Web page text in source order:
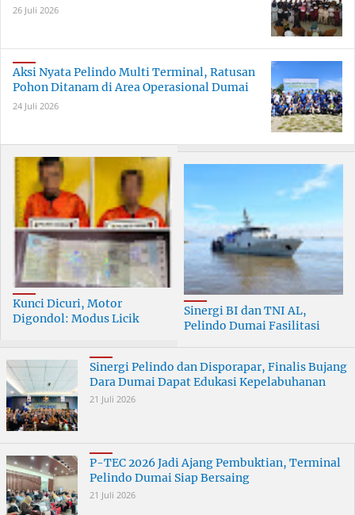
26 Juli 2026
Aksi Nyata Pelindo Multi Terminal, Ratusan
Pohon Ditanam di Area Operasional Dumai
24 Juli 2026
Kunci Dicuri, Motor
Digondol: Modus Licik
Terungkap
Sinergi BI dan TNI AL,
Pelindo Dumai Fasilitasi
Sinergi Pelindo dan Disporapar, Finalis Bujang
Dara Dumai Dapat Edukasi Kepelabuhanan
21 Juli 2026
P-TEC 2026 Jadi Ajang Pembuktian, Terminal
Pelindo Dumai Siap Bersaing
21 Juli 2026